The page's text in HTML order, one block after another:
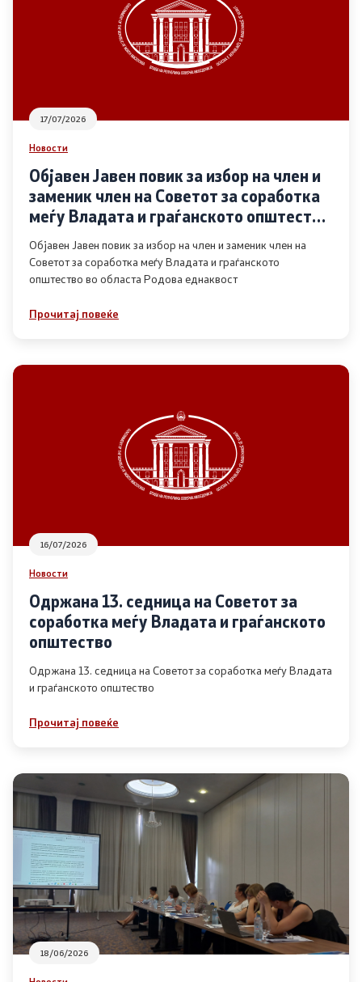
Основање на здружение
Дијалог меѓу Владата и граѓанскиот сектор
Отворени денови за иницијативи на граѓанските
организации
Финансиска поддршка
Извештаи
Список на ОЈИ
Контакт
Контакт
Линкови
Изјава за пристапност
Со еден клик до сите услуги
17/07/2026
Новости
Објавен Јавен повик за избор на член и
заменик член на Советот за соработка
меѓу Владата и граѓанското општество
во областа Родова еднаквост
Објавен Јавен повик за избор на член и заменик член на
Советот за соработка меѓу Владата и граѓанското
општество во областа Родова еднаквост
Прочитај повеќе
16/07/2026
Новости
Одржана 13. седница на Советот за
соработка меѓу Владата и граѓанското
општество
Одржана 13. седница на Советот за соработка меѓу Владата
и граѓанското општество
Прочитај повеќе
18/06/2026